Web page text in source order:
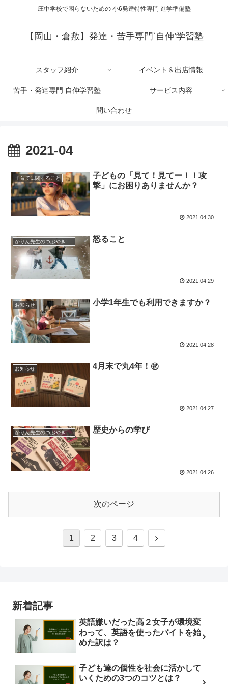
庄中学校で困らないための 小6発達特性専門 進学準備塾
【岡山・倉敷】発達・苦手専門‵自伸’学習塾
スタッフ紹介 イベント＆出店情報
苦手・発達専門 自伸学習塾 サービス内容
問い合わせ
2021-04
子育てに関すること
子どもの「見て！見てー！！攻
撃」にお困りありませんか？
2021.04.30
怒ること
2021.04.29
お知らせ 小学1年生でも利用できますか？
2021.04.28
お知らせ 4月末で丸4年！㊗
2021.04.27
かりん先生のつぶやきブログ 歴史からの学び
2021.04.26
次のページ
1 2 3 4
新着記事
英語嫌いだった高２女子が環境変
わって、英語を使ったバイトを始
めた訳は？
子ども達の個性を社会に活かして
いくための3つのコツとは？